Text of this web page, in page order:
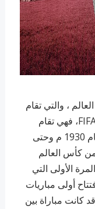
، والتي تقام
تحت إشراف الاتحاد الدولي لكرة القدم FIFA، فهي تقام
بشكل دوري كل أربع سنوات بدءًا منذ عام 1930 م وحتى
وبالنسبة لهذه النسخة لعام 2022 من كأس العالم
الأولى التي
أولى مباريات
الثاني، وقد كانت مباراة بين